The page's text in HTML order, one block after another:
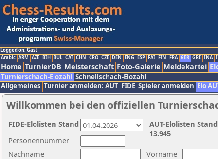
Logged on: Gast
Arabic ARM AZE BIH BUL CAT CHN CRO CZE DEN ENG ESP FAI FIN FRA GER GRE INA
Home TurnierDB Meisterschaft Foto-Galerie Meldekartei
Turnierschach-Elozahl Schnellschach-Elozahl
Allgemeines Turnier anmelden: AUT FIDE Spieler anmelden Elo
Willkommen bei den offiziellen
Nachname
Vorname
Personennummer
AUT-Elolisten
13.945
FIDE-Elolisten Stand